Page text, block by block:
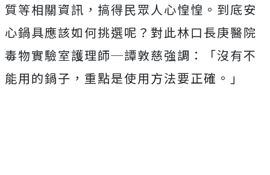
質等相關資訊，搞得民眾人心惶惶。到底安
心鍋具應該如何挑選呢？對此林口長庚醫院
毒物實驗室護理師─譚敦慈強調：「沒有不
能用的鍋子，重點是使用方法要正確。」